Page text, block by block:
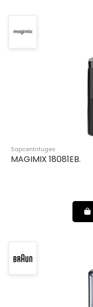
Sapcentrifuges
MAGIMIX 18081EB.